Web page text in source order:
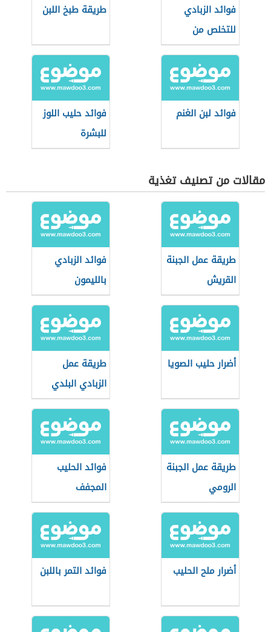
فوائد الزبادي
للتخلص من
الإسهال
طريقة طبخ اللبن
فوائد لبن الغنم
فوائد حليب اللوز
للبشرة
مقالات من تصنيف تغذية
طريقة عمل الجبنة
القريش
فوائد الزبادي
بالليمون
أضرار حليب الصويا
طريقة عمل
الزبادي البلدي
طريقة عمل الجبنة
الرومي
فوائد الحليب
المجفف
أضرار ملح الحليب فوائد التمر باللبن